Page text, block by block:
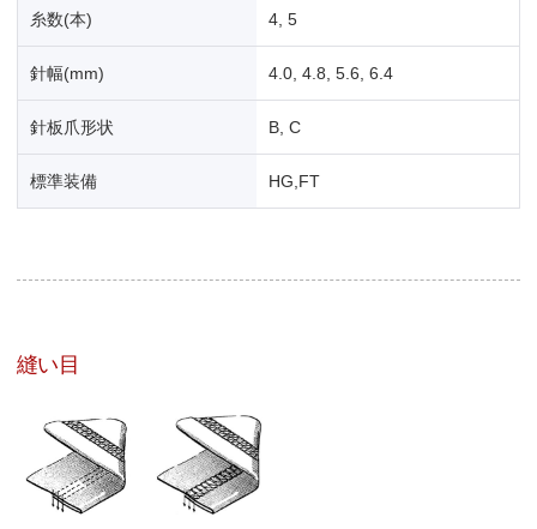
糸数(本) 4, 5
針幅(mm) 4.0, 4.8, 5.6, 6.4
針板爪形状 B, C
標準装備 HG,FT
縫い目